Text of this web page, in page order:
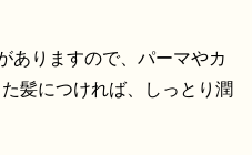
ありますので、パーマやカ
髪につければ、しっとり潤